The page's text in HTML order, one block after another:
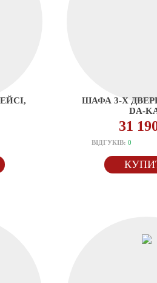
ШАФА 3-Х
DA-
31
ВІДГУКІВ: 0